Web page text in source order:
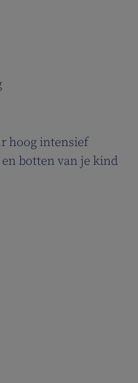
hoog intensief
botten van je kind